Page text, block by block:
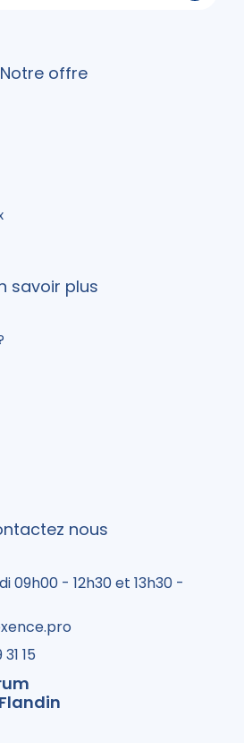
Notre offre
savoir plus
nous
09h00 - 12h30 et 13h30 -
15